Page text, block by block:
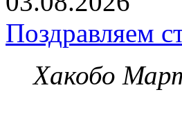
Поздравляем
Хакобо